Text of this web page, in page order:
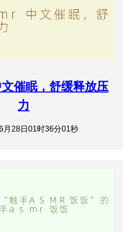
催眠，舒缓释放压
力
月28日01时36分01秒